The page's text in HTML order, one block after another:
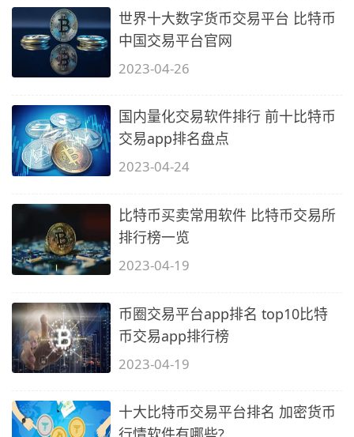
世界十大数字货币交易平台 比特币
中国交易平台官网
2023-04-26
国内量化交易软件排行 前十比特币
交易app排名盘点
2023-04-24
比特币买卖常用软件 比特币交易所
排行榜一览
2023-04-19
币圈交易平台app排名 top10比特
币交易app排行榜
2023-04-19
十大比特币交易平台排名 加密货币